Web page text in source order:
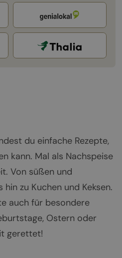
du einfache Rezepte,
kann. Mal als Nachspeise
Von süßen und
zu Kuchen und Keksen.
auch für besondere
Ostern oder
gerettet!